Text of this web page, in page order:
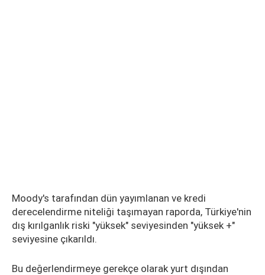
Moody's tarafından dün yayımlanan ve kredi
derecelendirme niteliği taşımayan raporda, Türkiye'nin
dış kırılganlık riski "yüksek" seviyesinden "yüksek +"
seviyesine çıkarıldı.
Bu değerlendirmeye gerekçe olarak yurt dışından